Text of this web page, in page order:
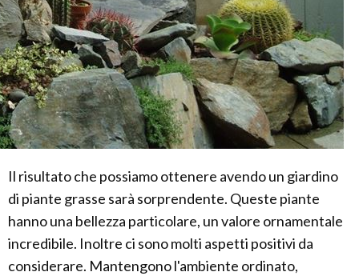
Il risultato che possiamo ottenere avendo un giardino
di piante grasse sarà sorprendente. Queste piante
hanno una bellezza particolare, un valore ornamentale
incredibile. Inoltre ci sono molti aspetti positivi da
considerare. Mantengono l'ambiente ordinato,